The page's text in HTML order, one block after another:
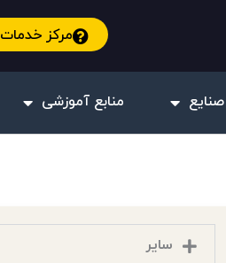
مرکز خدمات
صنایع منابع آموزشی
سایر